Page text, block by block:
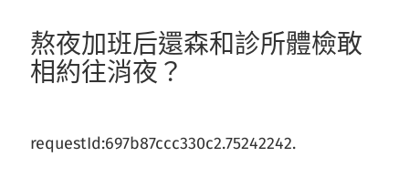
熬夜加班后還森和診所體檢敢
相約往消夜？
requestId:697b87ccc330c2.75242242.